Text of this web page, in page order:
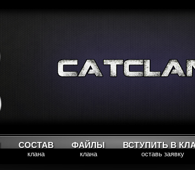
СОСТАВ
клана
ФАЙЛЫ
клана
ВСТУПИТЬ В
оставь заявку